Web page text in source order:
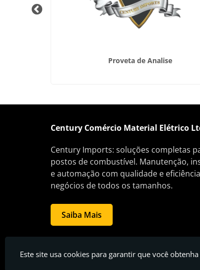
Proveta de Analise
Century Comércio Material Elétrico
Century Imports: soluções completas
postos de combustível. Manutenção,
e automação com qualidade e
negócios de todos os tamanhos.
Saiba Mais
Century Comércio Material Elétrico Ltda - Posto de
Este site usa cookies para garantir que você